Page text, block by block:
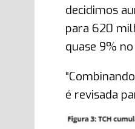
decidimos
para 620
quase 9%
é revisada